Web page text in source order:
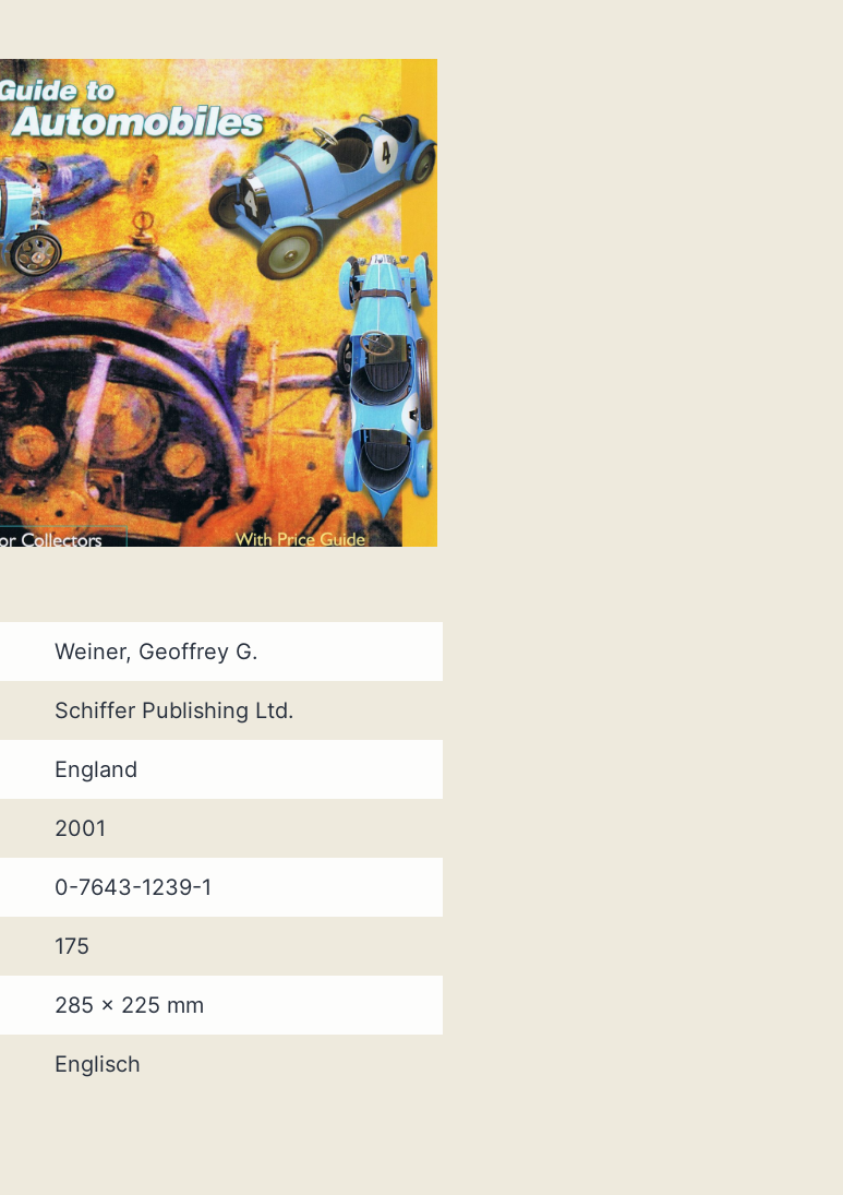
Weiner, Geoffrey G.
Schiffer Publishing Ltd.
England
2001
0-7643-1239-1
175
285 x 225 mm
Englisch